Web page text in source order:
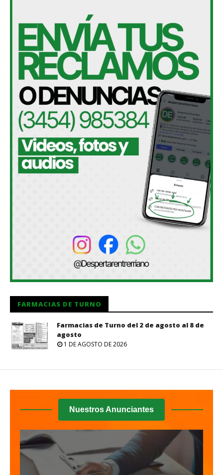
FARMACIAS DE TURNO
Farmacias de Turno del 2 de agosto al 8 de
agosto
1 DE AGOSTO DE 2026
Nuestros Anunciantes